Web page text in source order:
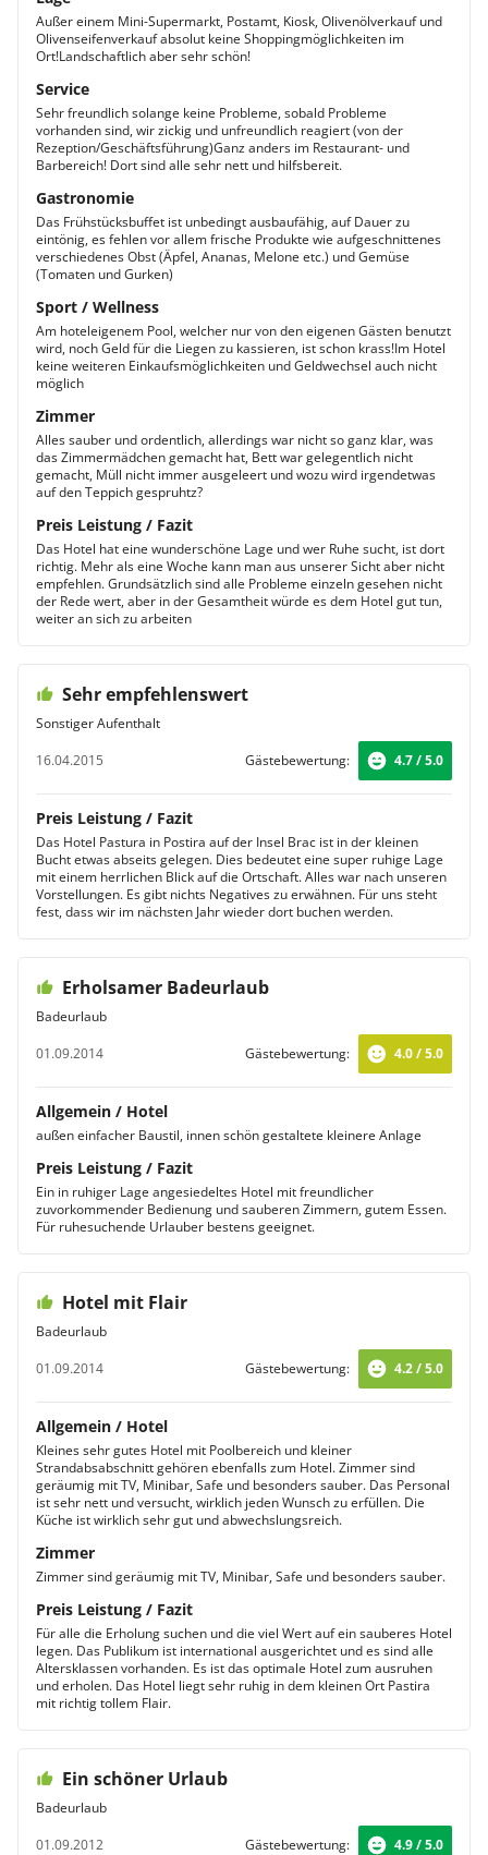
Außer einem Mini-Supermarkt, Postamt, Kiosk, Olivenölverkauf und
Olivenseifenverkauf absolut keine Shoppingmöglichkeiten im
Ort!Landschaftlich aber sehr schön!
Service
Sehr freundlich solange keine Probleme, sobald Probleme
vorhanden sind, wir zickig und unfreundlich reagiert (von der
Rezeption/Geschäftsführung)Ganz anders im Restaurant- und
Barbereich! Dort sind alle sehr nett und hilfsbereit.
Gastronomie
Das Frühstücksbuffet ist unbedingt ausbaufähig, auf Dauer zu
eintönig, es fehlen vor allem frische Produkte wie aufgeschnittenes
verschiedenes Obst (Äpfel, Ananas, Melone etc.) und Gemüse
(Tomaten und Gurken)
Sport / Wellness
Am hoteleigenem Pool, welcher nur von den eigenen Gästen benutzt
wird, noch Geld für die Liegen zu kassieren, ist schon krass!Im Hotel
keine weiteren Einkaufsmöglichkeiten und Geldwechsel auch nicht
möglich
Zimmer
Alles sauber und ordentlich, allerdings war nicht so ganz klar, was
das Zimmermädchen gemacht hat, Bett war gelegentlich nicht
gemacht, Müll nicht immer ausgeleert und wozu wird irgendetwas
auf den Teppich gespruhtz?
Preis Leistung / Fazit
Das Hotel hat eine wunderschöne Lage und wer Ruhe sucht, ist dort
richtig. Mehr als eine Woche kann man aus unserer Sicht aber nicht
empfehlen. Grundsätzlich sind alle Probleme einzeln gesehen nicht
der Rede wert, aber in der Gesamtheit würde es dem Hotel gut tun,
weiter an sich zu arbeiten
Sehr empfehlenswert
Sonstiger Aufenthalt
16.04.2015
Gästebewertung: 4.7 / 5.0
Preis Leistung / Fazit
Das Hotel Pastura in Postira auf der Insel Brac ist in der kleinen
Bucht etwas abseits gelegen. Dies bedeutet eine super ruhige Lage
mit einem herrlichen Blick auf die Ortschaft. Alles war nach unseren
Vorstellungen. Es gibt nichts Negatives zu erwähnen. Für uns steht
fest, dass wir im nächsten Jahr wieder dort buchen werden.
Erholsamer Badeurlaub
Badeurlaub
01.09.2014
Gästebewertung: 4.0 / 5.0
Allgemein / Hotel
außen einfacher Baustil, innen schön gestaltete kleinere Anlage
Preis Leistung / Fazit
Ein in ruhiger Lage angesiedeltes Hotel mit freundlicher
zuvorkommender Bedienung und sauberen Zimmern, gutem Essen.
Für ruhesuchende Urlauber bestens geeignet.
Hotel mit Flair
Badeurlaub
01.09.2014
Gästebewertung: 4.2 / 5.0
Allgemein / Hotel
Kleines sehr gutes Hotel mit Poolbereich und kleiner
Strandabsabschnitt gehören ebenfalls zum Hotel. Zimmer sind
geräumig mit TV, Minibar, Safe und besonders sauber. Das Personal
ist sehr nett und versucht, wirklich jeden Wunsch zu erfüllen. Die
Küche ist wirklich sehr gut und abwechslungsreich.
Zimmer
Zimmer sind geräumig mit TV, Minibar, Safe und besonders sauber.
Preis Leistung / Fazit
Für alle die Erholung suchen und die viel Wert auf ein sauberes Hotel
legen. Das Publikum ist international ausgerichtet und es sind alle
Altersklassen vorhanden. Es ist das optimale Hotel zum ausruhen
und erholen. Das Hotel liegt sehr ruhig in dem kleinen Ort Pastira
mit richtig tollem Flair.
Ein schöner Urlaub
Badeurlaub
01.09.2012
Gästebewertung: 4.9 / 5.0